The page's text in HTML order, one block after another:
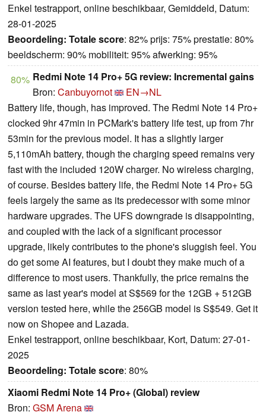
Enkel testrapport, online beschikbaar, Gemiddeld, Datum:
28-01-2025
Beoordeling: Totale score: 82% prijs: 75% prestatie: 80%
beeldscherm: 90% mobiliteit: 95% afwerking: 95%
80% Redmi Note 14 Pro+ 5G review: Incremental gains
Bron: Canbuyornot
EN→NL
Battery life, though, has improved. The Redmi Note 14 Pro+
clocked 9hr 47min in PCMark's battery life test, up from 7hr
53min for the previous model. It has a slightly larger
5,110mAh battery, though the charging speed remains very
fast with the included 120W charger. No wireless charging,
of course. Besides battery life, the Redmi Note 14 Pro+ 5G
feels largely the same as its predecessor with some minor
hardware upgrades. The UFS downgrade is disappointing,
and coupled with the lack of a significant processor
upgrade, likely contributes to the phone's sluggish feel. You
do get some AI features, but I doubt they make much of a
difference to most users. Thankfully, the price remains the
same as last year's model at S$569 for the 12GB + 512GB
version tested here, while the 256GB model is S$549. Get it
now on Shopee and Lazada.
Enkel testrapport, online beschikbaar, Kort, Datum: 27-01-
2025
Beoordeling: Totale score: 80%
Xiaomi Redmi Note 14 Pro+ (Global) review
Bron: GSM Arena